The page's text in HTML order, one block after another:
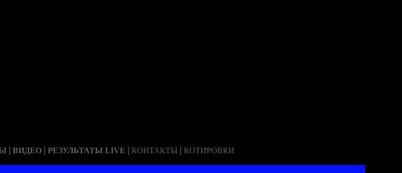
| ВИДЕО | РЕЗУЛЬТАТЫ LIVE | КОНТАКТЫ | КОТИРОВКИ